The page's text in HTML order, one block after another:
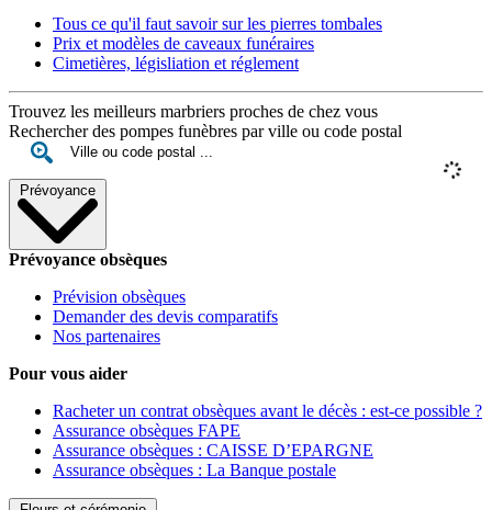
Tous ce qu'il faut savoir sur les pierres tombales
Prix et modèles de caveaux funéraires
Cimetières, législiation et réglement
Trouvez les meilleurs marbriers proches de chez vous
Rechercher des pompes funèbres par ville ou code postal
Prévoyance
Prévoyance obsèques
Prévision obsèques
Demander des devis comparatifs
Nos partenaires
Pour vous aider
Racheter un contrat obsèques avant le décès : est-ce possible ?
Assurance obsèques FAPE
Assurance obsèques : CAISSE D’EPARGNE
Assurance obsèques : La Banque postale